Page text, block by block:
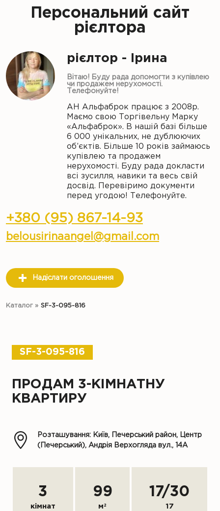
Персональний сайт
рієлтора
рієлтор - Ірина
Вітаю! Буду рада допомогти з купівлею
чи продажем нерухомості.
Телефонуйте!
АН Альфаброк працює з 2008р.
Маємо свою Торгівельну Марку
«Альфаброк». В нашій базі більше
6 000 унікальних, не дублюючих
об’єктів. Більше 10 років займаюсь
купівлею та продажем
нерухомості. Буду рада докласти
всі зусилля, навики та весь свій
досвід. Перевіримо документи
перед угодою! Телефонуйте.
+380 (95) 867-14-93
belousirinaangel@gmail.com
Надіслати оголошення
Каталог » SF-3-095-816
SF-3-095-816
ПРОДАМ 3-КІМНАТНУ
КВАРТИРУ
Розташування: Київ, Печерський район, Центр
(Печерський), Андрія Верхогляда вул., 14А
3
кімнат
99
м 2
17/30
17